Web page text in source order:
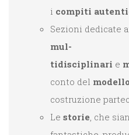
i compiti
Sezioni dedicate
mul­
tidisciplinari e
conto del
costruzione
Le storie , che